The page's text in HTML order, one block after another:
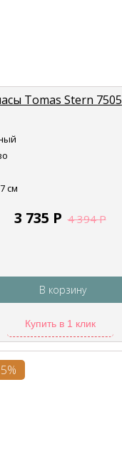
Tomas Stern 7505
см
3 735 Р 4 394Р
В корзину
Купить в 1 клик